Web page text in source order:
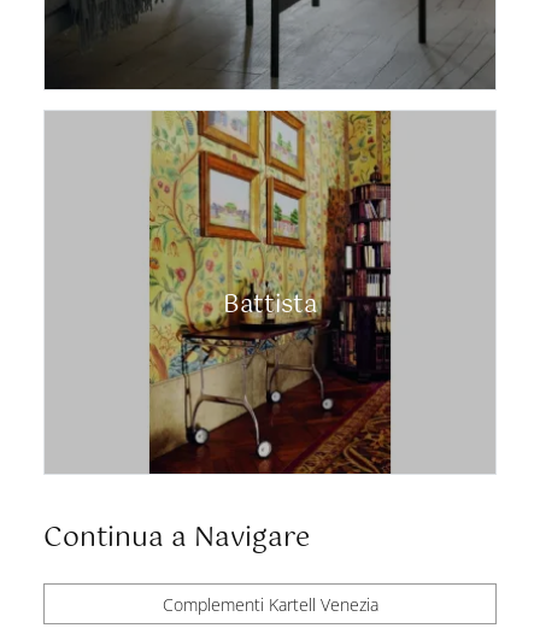
Battista
Continua a Navigare
Complementi Kartell Venezia